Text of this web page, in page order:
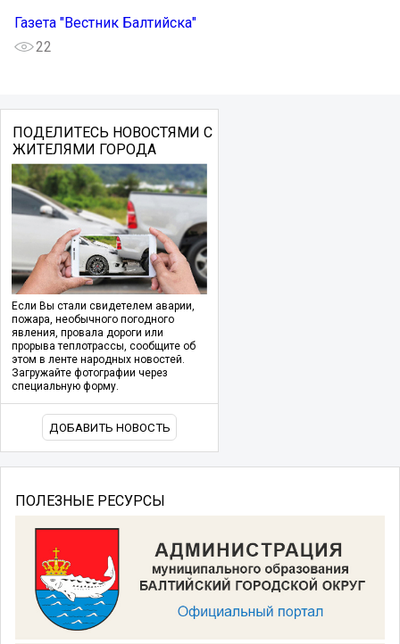
Газета "Вестник Балтийска"
22
ПОДЕЛИТЕСЬ НОВОСТЯМИ С
ЖИТЕЛЯМИ ГОРОДА
Если Вы стали свидетелем аварии,
пожара, необычного погодного
явления, провала дороги или
прорыва теплотрассы, сообщите об
этом в ленте народных новостей.
Загружайте фотографии через
специальную форму.
ДОБАВИТЬ НОВОСТЬ
ПОЛЕЗНЫЕ РЕСУРСЫ